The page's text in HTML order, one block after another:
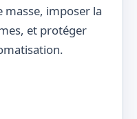
masse, imposer la
et protéger